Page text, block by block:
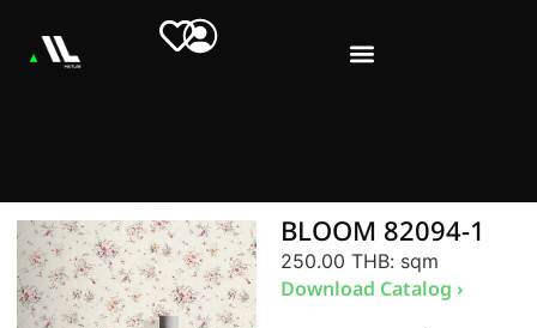
BLOOM 82094-1
250.00 THB: sqm
Download Catalog ›